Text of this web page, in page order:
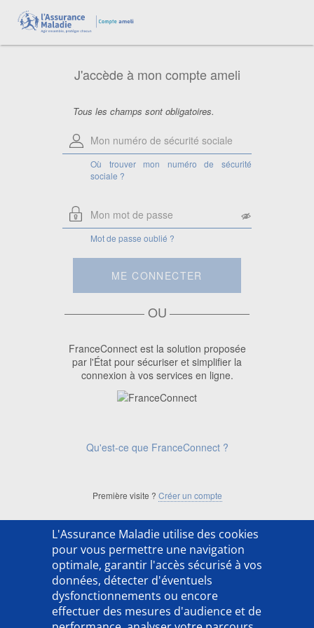
J'accède à mon compte ameli
Tous les champs sont obligatoires.
Où trouver mon numéro de sécurité
sociale ?
sociale
Saisissez votre numéro de sécurité
Attention, si vous êtes ayant droit,
saisissez le numéro de sécurité sociale
rattaché.
Mot de passe oublié ?
ME CONNECTER
L'Assurance Maladie utilise des cookies
pour vous permettre une navigation
optimale, garantir l'accès sécurisé à vos
données, détecter d'éventuels
dysfonctionnements ou encore
effectuer des mesures d'audience et de
OU
FranceConnect est la solution proposée
par l'État pour sécuriser et simplifier la
connexion à vos services en ligne.
Qu'est-ce que FranceConnect ?
Première visite ? Créer un compte
['ACSO254202LX']